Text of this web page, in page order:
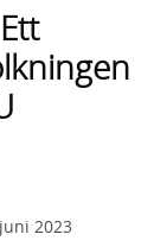
2023